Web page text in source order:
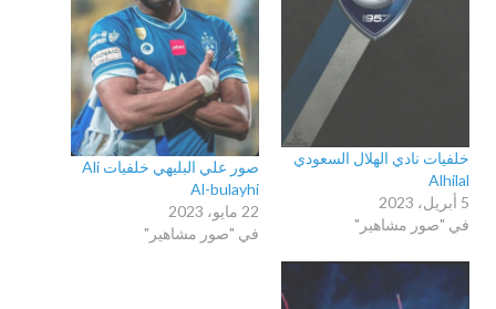
خلفيات نادي الهلال السعودي
Alhilal
5 أبريل، 2023
في "صور مشاهير"
صور علي البليهي خلفيات Ali
Al-bulayhi
22 مايو، 2023
في "صور مشاهير"